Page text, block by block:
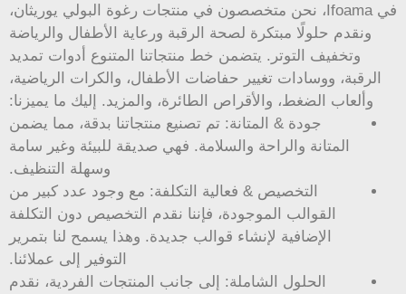
في Ifoama، نحن متخصصون في منتجات رغوة البولي يوريثان،
ونقدم حلولًا مبتكرة لصحة الرقبة ورعاية الأطفال والرياضة
وتخفيف التوتر. يتضمن خط منتجاتنا المتنوع أدوات تمديد
الرقبة، ووسادات تغيير حفاضات الأطفال، والكرات الرياضية،
وألعاب الضغط، والأقراص الطائرة، والمزيد. إليك ما يميزنا:
جودة & المتانة: تم تصنيع منتجاتنا بدقة، مما يضمن
المتانة والراحة والسلامة. فهي صديقة للبيئة وغير سامة
وسهلة التنظيف.
التخصيص & فعالية التكلفة: مع وجود عدد كبير من
القوالب الموجودة، فإننا نقدم التخصيص دون التكلفة
الإضافية لإنشاء قوالب جديدة. وهذا يسمح لنا بتمرير
التوفير إلى عملائنا.
الحلول الشاملة: إلى جانب المنتجات الفردية، نقدم